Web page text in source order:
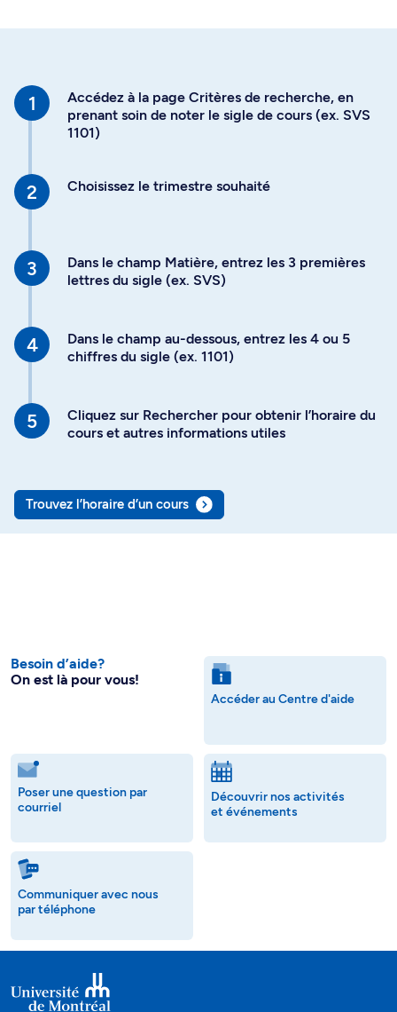
Accédez à la page Critères de recherche, en
prenant soin de noter le sigle de cours (ex. SVS
1101)
Choisissez le trimestre souhaité
Dans le champ Matière, entrez les 3 premières
lettres du sigle (ex. SVS)
Dans le champ au-dessous, entrez les 4 ou 5
chiffres du sigle (ex. 1101)
Cliquez sur Rechercher pour obtenir l’horaire du
cours et autres informations utiles
Trouvez l’horaire d’un cours
Besoin d’aide?
On est là pour vous!
Accéder au Centre d'aide
Poser une question par
courriel
Découvrir nos activités
et événements
Communiquer avec nous
par téléphone